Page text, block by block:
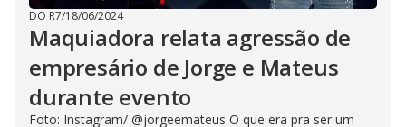
DO R7/18/06/2024
Maquiadora relata agressão de
empresário de Jorge e Mateus
durante evento
Foto: Instagram/ @jorgeemateus O que era pra ser um